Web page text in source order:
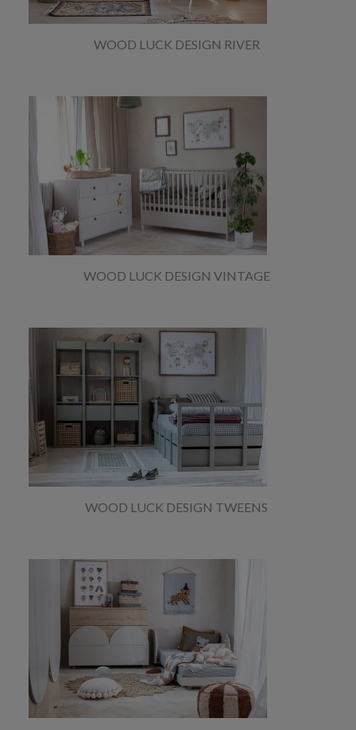
WOOD LUCK DESIGN RIVER
WOOD LUCK DESIGN VINTAGE
WOOD LUCK DESIGN TWEENS